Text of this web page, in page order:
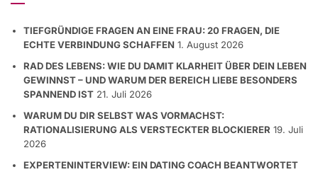
TIEFGRÜNDIGE FRAGEN AN EINE FRAU: 20 FRAGEN, DIE
ECHTE VERBINDUNG SCHAFFEN 1. August 2026
RAD DES LEBENS: WIE DU DAMIT KLARHEIT ÜBER DEIN LEBEN
GEWINNST – UND WARUM DER BEREICH LIEBE BESONDERS
SPANNEND IST 21. Juli 2026
WARUM DU DIR SELBST WAS VORMACHST:
RATIONALISIERUNG ALS VERSTECKTER BLOCKIERER 19. Juli
2026
EXPERTENINTERVIEW: EIN DATING COACH BEANTWORTET